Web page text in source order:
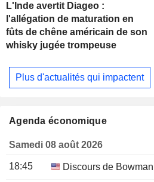
L'Inde avertit Diageo :
l'allégation de maturation en
fûts de chêne américain de son
whisky jugée trompeuse
Plus d'actualités qui impactent
Agenda économique
Samedi 08 août 2026
18:45 Discours de